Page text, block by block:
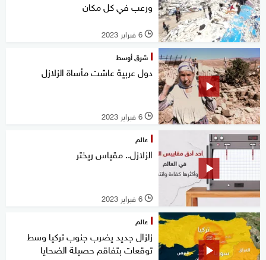
ورعب في كل مكان
l 6 فبراير 2023
شرق أوسط
دول عربية عاشت مأساة الزلازل
l 6 فبراير 2023
عالم
الزلازل.. مقياس ريختر
l 6 فبراير 2023
عالم
زلزال جديد يضرب جنوب تركيا وسط
توقعات بتفاقم حصيلة الضحايا